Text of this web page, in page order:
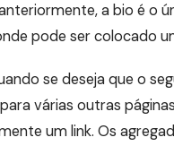
a bio é o
pode ser colocado
se deseja que o
várias outras
um link. Os